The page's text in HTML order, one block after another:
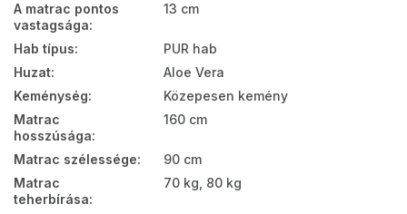
A matrac pontos
vastagsága:
13 cm
Hab típus:
PUR hab
Huzat:
Aloe Vera
Keménység:
Közepesen kemény
Matrac
hosszúsága:
160 cm
Matrac szélessége:
90 cm
Matrac
teherbírása:
70 kg, 80 kg